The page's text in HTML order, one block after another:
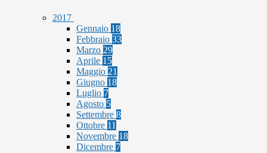
2017
Gennaio 18
Febbraio 33
Marzo 29
Aprile 15
Maggio 21
Giugno 18
Luglio 7
Agosto 5
Settembre 8
Ottobre 11
Novembre 18
Dicembre 7